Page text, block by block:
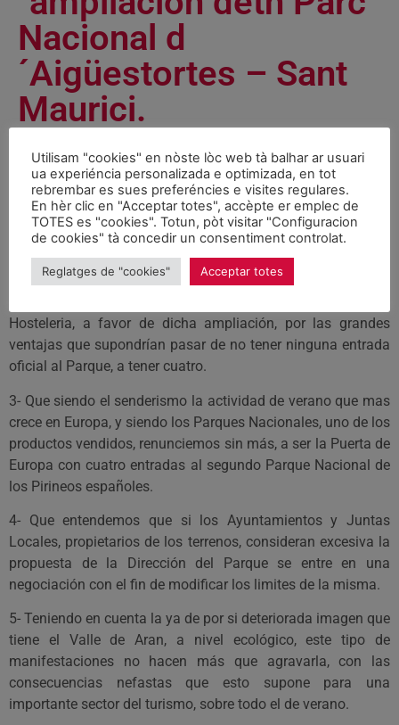
Nacional d
´Aigüestortes – Sant
Maurici.
Notícies September 19, 2006
1- Expresar su profundo malestar, por no haber sido
consultado, en un asunto de tan vital importancia para el
sector turístico, sobre todo en la temporada de verano, ya de
por si bastante precaria
Hosteleria, a favor de dicha ampliación, por las grandes
ventajas que supondrían pasar de no tener ninguna entrada
oficial al Parque, a tener cuatro.
3- Que siendo el senderismo la actividad de verano que mas
crece en Europa, y siendo los Parques Nacionales, uno de los
productos vendidos, renunciemos sin más, a ser la Puerta de
Europa con cuatro entradas al segundo Parque Nacional de
los Pirineos españoles.
4- Que entendemos que si los Ayuntamientos y Juntas
Locales, propietarios de los terrenos, consideran excesiva la
propuesta de la Dirección del Parque se entre en una
negociación con el fin de modificar los limites de la misma.
5- Teniendo en cuenta la ya de por si deteriorada imagen que
tiene el Valle de Aran, a nivel ecológico, este tipo de
manifestaciones no hacen más que agravarla, con las
consecuencias nefastas que esto supone para una
importante sector del turismo, sobre todo el de verano.
Utilisam "cookies" en nòste lòc web tà balhar ar usuari
ua experiéncia personalizada e optimizada, en tot
rebrembar es sues preferéncies e visites regulares.
En hèr clic en "Acceptar totes", accèpte er emplec de
TOTES es "cookies". Totun, pòt visitar "Configuracion
de cookies" tà concedir un consentiment controlat.
Reglatges de "cookies" Acceptar totes